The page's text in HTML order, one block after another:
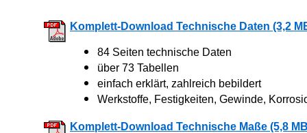
Komplett-Download Technische Daten (3,2
84 Seiten technische Daten
über 73 Tabellen
einfach erklärt, zahlreich bebildert
Werkstoffe, Festigkeiten, Gewinde,
Komplett-Download Technische Maße (5,8